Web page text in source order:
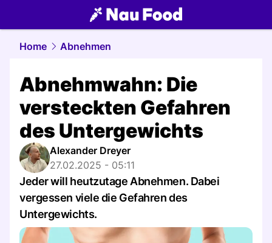
food.NAU.ch
Home Abnehmen
Abnehmwahn: Die
versteckten Gefahren
des Untergewichts
Alexander Dreyer
27.02.2025 - 05:11
Jeder will heutzutage Abnehmen. Dabei
vergessen viele die Gefahren des
Untergewichts.